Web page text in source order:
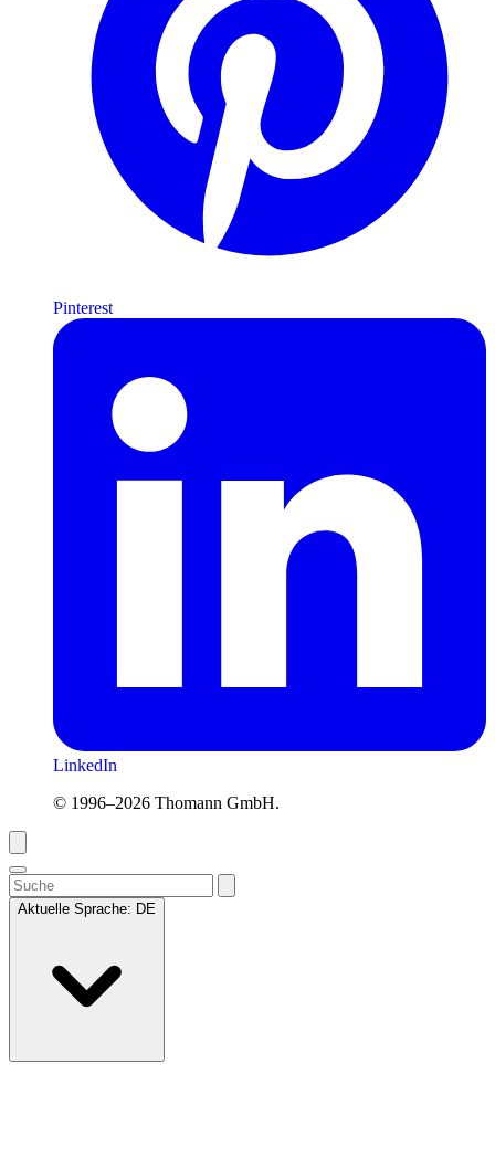
Pinterest
LinkedIn
© 1996–2026 Thomann GmbH.
Aktuelle Sprache: DE